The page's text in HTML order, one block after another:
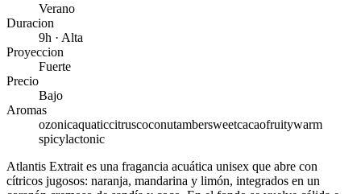
Verano
Duracion
9h · Alta
Proyeccion
Fuerte
Precio
Bajo
Aromas
ozonicaquaticcitruscoconutambersweetcacaofruitywarm
spicylactonic
Atlantis Extrait es una fragancia acuática unisex que abre con
cítricos jugosos: naranja, mandarina y limón, integrados en un